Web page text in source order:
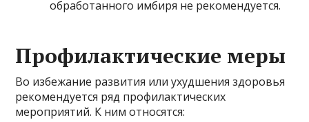
обработанного имбиря не рекомендуется.
Профилактические меры
Во избежание развития или ухудшения здоровья
рекомендуется ряд профилактических
мероприятий. К ним относятся: